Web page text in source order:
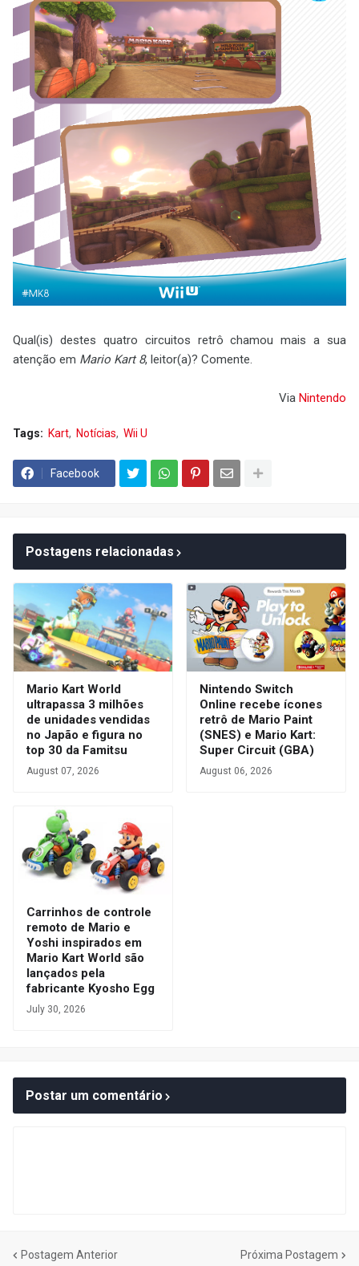
Qual(is) destes quatro circuitos retrô chamou mais a sua
atenção em Mario Kart 8, leitor(a)? Comente.
Via Nintendo
Tags: Kart Notícias Wii U
Facebook
Postagens relacionadas
Mario Kart World
ultrapassa 3 milhões
de unidades vendidas
no Japão e figura no
top 30 da Famitsu
August 07, 2026
Nintendo Switch
Online recebe ícones
retrô de Mario Paint
(SNES) e Mario Kart:
Super Circuit (GBA)
August 06, 2026
Carrinhos de controle
remoto de Mario e
Yoshi inspirados em
Mario Kart World são
lançados pela
fabricante Kyosho Egg
July 30, 2026
Postar um comentário
Postagem Anterior Próxima Postagem